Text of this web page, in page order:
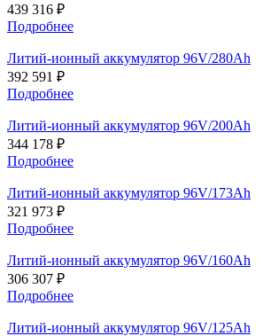
439 316 ₽
Подробнее
Литий-ионный аккумулятор 96V/280Ah
392 591 ₽
Подробнее
Литий-ионный аккумулятор 96V/200Ah
344 178 ₽
Подробнее
Литий-ионный аккумулятор 96V/173Ah
321 973 ₽
Подробнее
Литий-ионный аккумулятор 96V/160Ah
306 307 ₽
Подробнее
Литий-ионный аккумулятор 96V/125Ah